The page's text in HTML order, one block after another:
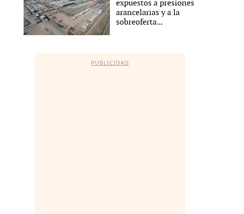
expuestos a presiones
arancelarias y a la
sobreoferta...
PUBLICIDAD